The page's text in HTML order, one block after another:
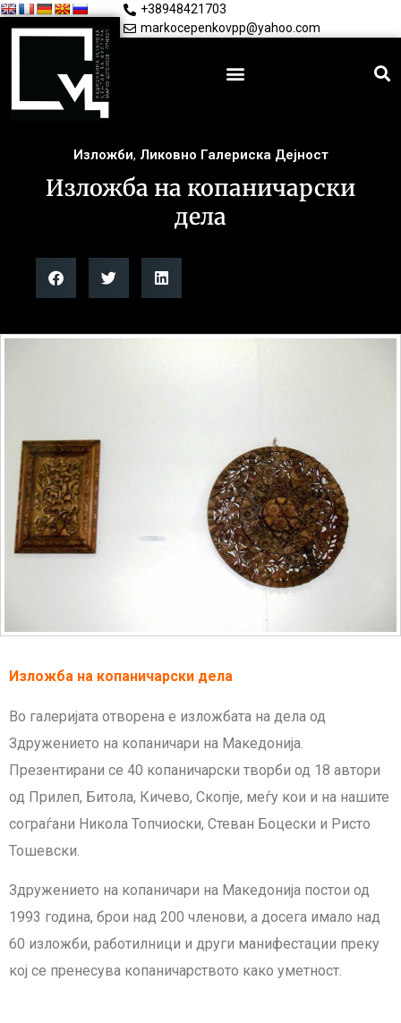
+38948421703
markocepenkovpp@yahoo.com
Изложби, Ликовно Галериска Дејност
Изложба на копаничарски
дела
Изложба на копаничарски дела
Во галеријата отворена е изложбата на дела од
Здружението на копаничари на Македонија.
Презентирани се 40 копаничарски творби од 18 автори
од Прилеп, Битола, Кичево, Скопје, меѓу кои и на нашите
сограѓани Никола Топчиоски, Стеван Боцески и Ристо
Тошевски.
Здружението на копаничари на Македонија постои од
1993 година, брои над 200 членови, а досега имало над
60 изложби, работилници и други манифестации преку
кој се пренесува копаничарството како уметност.